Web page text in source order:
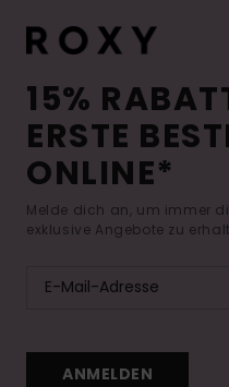
15%
ERSTE
ONLINE*
Melde dich an, um immer
exklusive Angebote zu
ANMELDEN